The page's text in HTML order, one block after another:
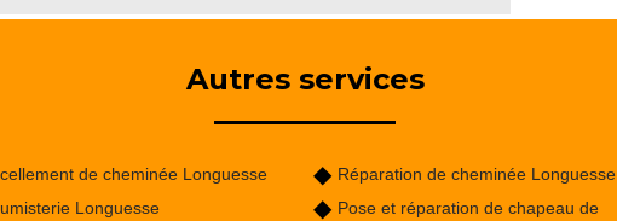
Autres services
de cheminée Longuesse
Longuesse
Réparation de cheminée Longuesse
Pose et réparation de chapeau de